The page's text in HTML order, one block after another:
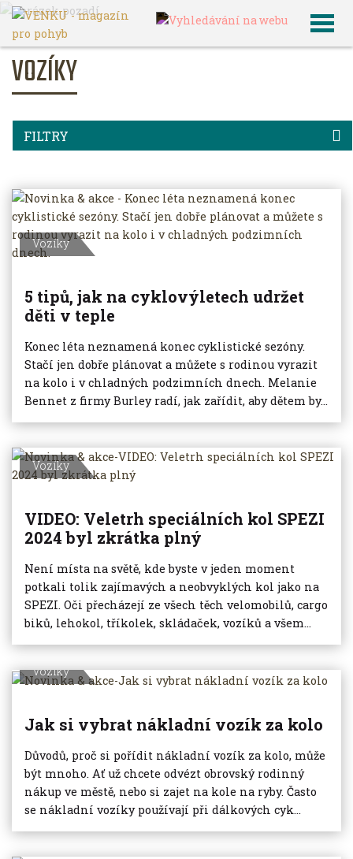
VENKU Další Vozíky
VOZÍKY
FILTRY
Vozíky
5 tipů, jak na cyklovýletech udržet
děti v teple
Konec léta neznamená konec cyklistické sezóny.
Stačí jen dobře plánovat a můžete s rodinou vyrazit
na kolo i v chladných podzimních dnech. Melanie
Bennet z firmy Burley radí, jak zařídit, aby dětem by...
Vozíky
VIDEO: Veletrh speciálních kol SPEZI
2024 byl zkrátka plný
Není místa na světě, kde byste v jeden moment
potkali tolik zajímavých a neobvyklých kol jako na
SPEZI. Oči přecházejí ze všech těch velomobilů, cargo
biků, lehokol, tříkolek, skládaček, vozíků a všem...
Vozíky
Jak si vybrat nákladní vozík za kolo
Důvodů, proč si pořídit nákladní vozík za kolo, může
být mnoho. Ať už chcete odvézt obrovský rodinný
nákup ve městě, nebo si zajet na kole na ryby. Často
se nákladní vozíky používají při dálkových cyk...